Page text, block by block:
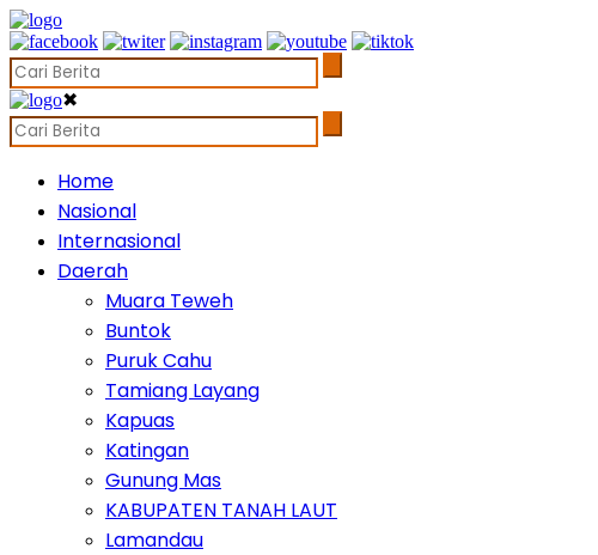
✖
Home
Nasional
Internasional
Daerah
Muara Teweh
Buntok
Puruk Cahu
Tamiang Layang
Kapuas
Katingan
Gunung Mas
KABUPATEN TANAH LAUT
Lamandau